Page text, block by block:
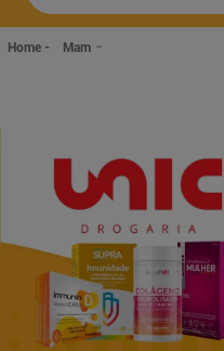
Mamlenco umedecido
5º desodorante